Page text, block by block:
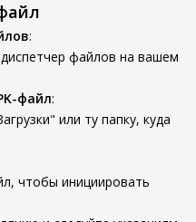
:
файлов на вашем
файл:
или ту папку, куда
чтобы инициировать